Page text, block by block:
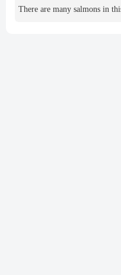
There are many salmons in